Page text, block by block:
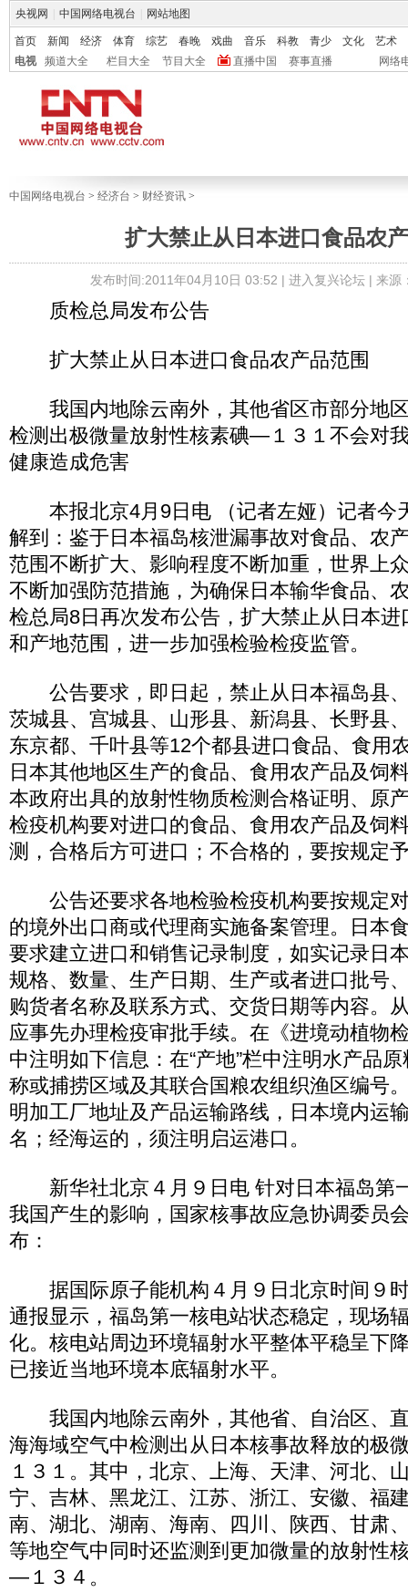
央视网 中国网络电视台 网站地图
首页 新闻 经济 体育 综艺 春晚 戏曲 音乐 科教 青少 文化
艺术
电视
频道大全 栏目大全 节目大全 直播中国 赛事直播 网络
中国网络电视台 > 经济台 > 财经资讯 >
扩大禁止从日本进口食品农
发布时间:2011年04月10日 03:52 | 进入复兴论坛 | 来源
质检总局发布公告
扩大禁止从日本进口食品农产品范围
我国内地除云南外，其他省区市部分地
检测出极微量放射性核素碘—１３１不会对
健康造成危害
本报北京4月9日电 （记者左娅）记者今
解到：鉴于日本福岛核泄漏事故对食品、农
范围不断扩大、影响程度不断加重，世界上
不断加强防范措施，为确保日本输华食品、
检总局8日再次发布公告，扩大禁止从日本
和产地范围，进一步加强检验检疫监管。
公告要求，即日起，禁止从日本福岛县
茨城县、宫城县、山形县、新潟县、长野县
东京都、千叶县等12个都县进口食品、食用
日本其他地区生产的食品、食用农产品及饲
本政府出具的放射性物质检测合格证明、原
检疫机构要对进口的食品、食用农产品及饲
测，合格后方可进口；不合格的，要按规定
公告还要求各地检验检疫机构要按规定
的境外出口商或代理商实施备案管理。日本
要求建立进口和销售记录制度，如实记录日
规格、数量、生产日期、生产或者进口批号
购货者名称及联系方式、交货日期等内容。
应事先办理检疫审批手续。在《进境动植物
中注明如下信息：在“产地”栏中注明水产品
称或捕捞区域及其联合国粮农组织渔区编号
明加工厂地址及产品运输路线，日本境内运
名；经海运的，须注明启运港口。
新华社北京４月９日电 针对日本福岛第
我国产生的影响，国家核事故应急协调委员
布：
据国际原子能机构４月９日北京时间９
通报显示，福岛第一核电站状态稳定，现场
化。核电站周边环境辐射水平整体平稳呈下
已接近当地环境本底辐射水平。
我国内地除云南外，其他省、自治区、
海海域空气中检测出从日本核事故释放的极
１３１。其中，北京、上海、天津、河北、
宁、吉林、黑龙江、江苏、浙江、安徽、福
南、湖北、湖南、海南、四川、陕西、甘肃
等地空气中同时还监测到更加微量的放射性
—１３４。